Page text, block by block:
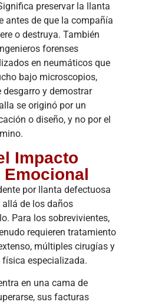
preservar la llanta
antes de que la compañía
o destruya. También
forenses
en neumáticos que
bajo microscopios,
y demostrar
se originó por un
o diseño, y no por el
Impacto
por llanta defectuosa
de los daños
Para los sobrevivientes,
requieren tratamiento
múltiples cirugías y
especializada.
en una cama de
sus facturas